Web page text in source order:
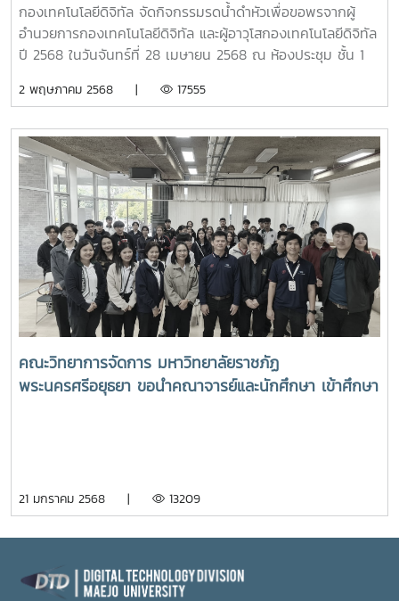
กองเทคโนโลยีดิจิทัล จัดกิจกรรมรดน้ำดำหัวเพื่อขอพรจากผู้
อำนวยการกองเทคโนโลยีดิจิทัล และผู้อาวุโสกองเทคโนโลยีดิจิทัล
ปี 2568 ในวันจันทร์ที่ 28 เมษายน 2568 ณ ห้องประชุม ชั้น 1
2 พฤษภาคม 2568 | 17555
คณะวิทยาการจัดการ มหาวิทยาลัยราชภัฏ
พระนครศรีอยุธยา ขอนำคณาจารย์และนักศึกษา เข้าศึกษา
อธิการบดี รองศาสตราจารย์ ดร.นิโรจน์ สินณรงค์ ผู้ช่วย
21 มกราคม 2568 | 13209